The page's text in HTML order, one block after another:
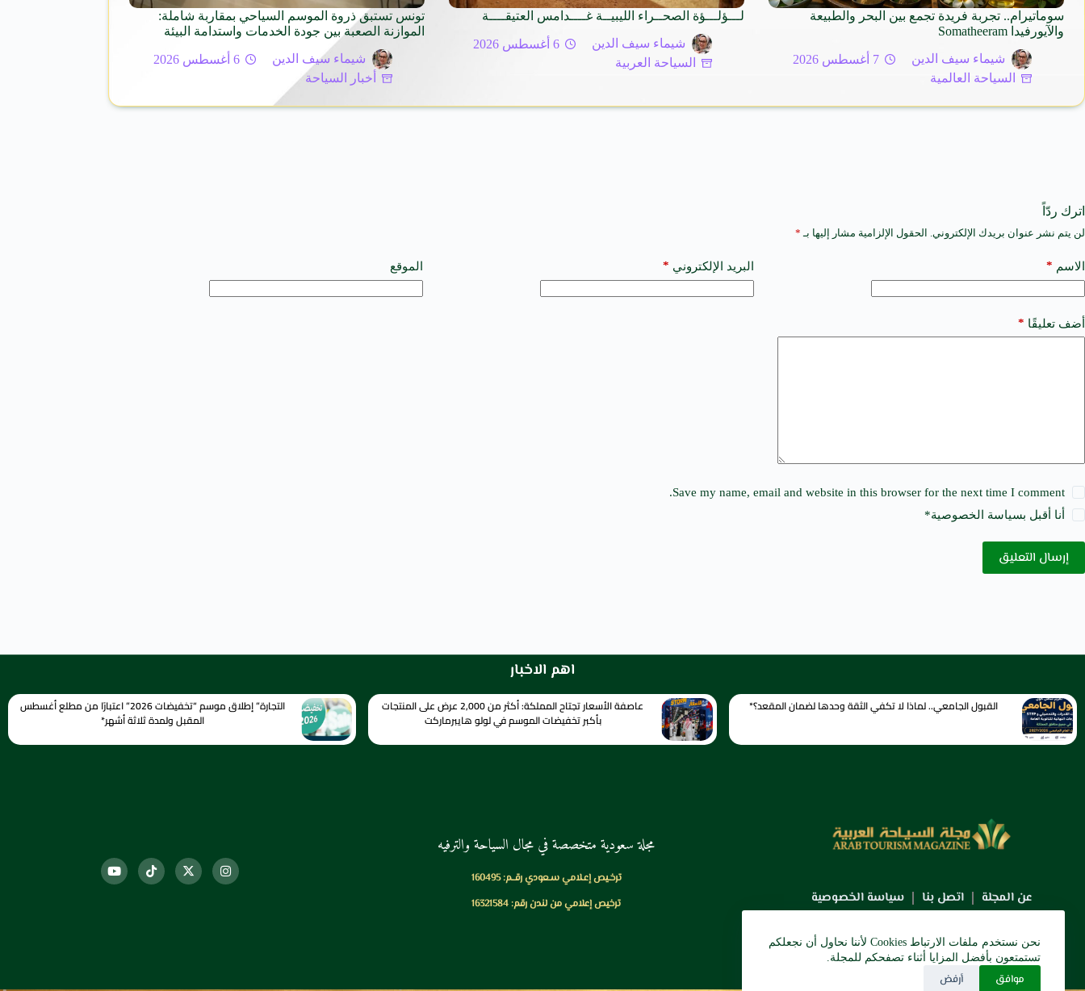
نحن نستخدم ملفات الارتباط Cookies لأننا نحاول أن نجعلكم
تستمتعون بأفضل المزايا أثناء تصفحكم للمجلة.
موافق أرفض
سوماتيرام.. تجربة فريدة تجمع بين البحر والطبيعة
والآيورفيدا Somatheeram
شيماء سيف الدين
7 أغسطس 2026
السياحة العالمية
لـــؤلـــؤة الصحــراء الليبيــة غــــدامس العتيقــــة
شيماء سيف الدين
6 أغسطس 2026
السياحة العربية
تونس تستبق ذروة الموسم السياحي بمقاربة شاملة:
الموازنة الصعبة بين جودة الخدمات واستدامة البيئة
شيماء سيف الدين
6 أغسطس 2026
أخبار السياحة
اترك ردّاً
لن يتم نشر عنوان بريدك الإلكتروني. الحقول الإلزامية مشار إليها بـ *
الاسم * البريد الإلكتروني * الموقع
أضف تعليقًا *
Save my name, email and website in this browser for the next time I comment.
أنا أقبل بسياسة الخصوصية*
إرسال التعليق
A
t
e
a
t
اهم الاخبار
القبول الجامعي.. لماذا لا تكفي الثقة وحدها لضمان المقعد؟* عاصفة الأسعار تجتاح المملكة: أكثر من 2,000 عرض على المنتجات
بأكبر تخفيضات الموسم في لولو هايبرماركت
التجارة” إطلاق موسم “تخفيضات 2026” اعتبارًا من مطلع أغسطس
المقبل ولمدة ثلاثة أشهر*
عن المجلة اتصل بنا سياسة الخصوصية
مجلة سعودية متخصصة في مجال السياحة والترفيه
ترخـيص إعـلامي سـعودي رقــم: 160495
ترخيص إعلامي من لندن رقم: 16321584